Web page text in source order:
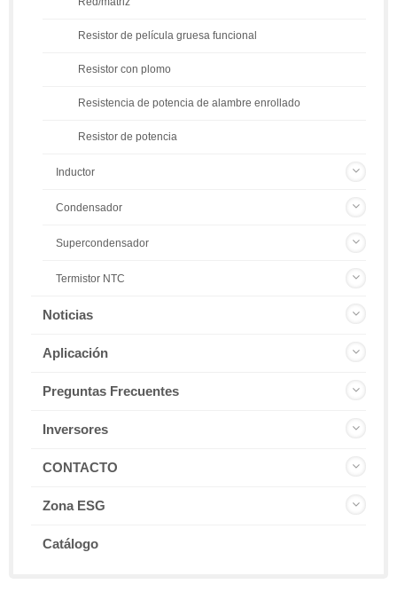
Resistor de película gruesa funcional
Resistor con plomo
Resistencia de potencia de alambre enrollado
Resistor de potencia
Inductor
Condensador
Supercondensador
Termistor NTC
Noticias
Aplicación
Preguntas Frecuentes
Inversores
CONTACTO
Zona ESG
Catálogo